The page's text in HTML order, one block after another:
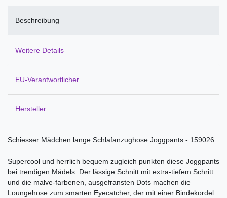
Beschreibung
Weitere Details
EU-Verantwortlicher
Hersteller
Schiesser Mädchen lange Schlafanzughose Joggpants - 159026
Supercool und herrlich bequem zugleich punkten diese Joggpants
bei trendigen Mädels. Der lässige Schnitt mit extra-tiefem Schritt
und die malve-farbenen, ausgefransten Dots machen die
Loungehose zum smarten Eyecatcher, der mit einer Bindekordel